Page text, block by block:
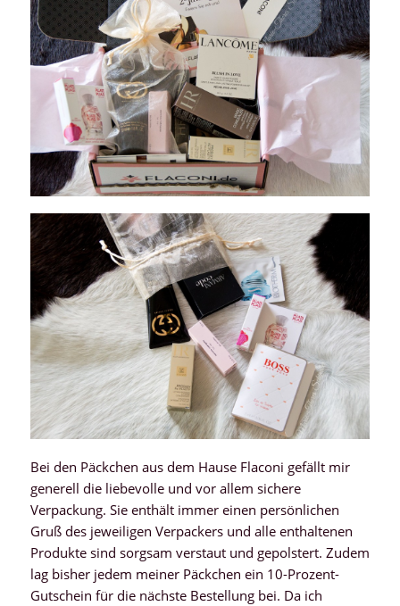
Bei den Päckchen aus dem Hause Flaconi gefällt mir
generell die liebevolle und vor allem sichere
Verpackung. Sie enthält immer einen persönlichen
Gruß des jeweiligen Verpackers und alle enthaltenen
Produkte sind sorgsam verstaut und gepolstert. Zudem
lag bisher jedem meiner Päckchen ein 10-Prozent-
Gutschein für die nächste Bestellung bei. Da ich